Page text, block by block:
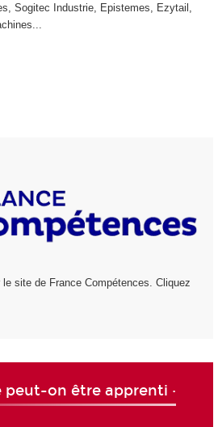
Sogitec Industrie, Epistemes, Ezytail,
le site de France Compétences. Cliquez
peut-on être apprenti ·